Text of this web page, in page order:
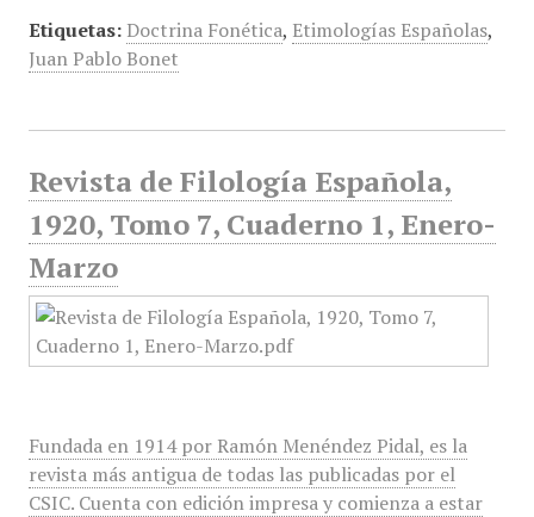
Etiquetas: Doctrina Fonética, Etimologías Españolas,
Juan Pablo Bonet
Revista de Filología Española,
1920, Tomo 7, Cuaderno 1, Enero-
Marzo
Fundada en 1914 por Ramón Menéndez Pidal, es la
revista más antigua de todas las publicadas por el
CSIC. Cuenta con edición impresa y comienza a estar